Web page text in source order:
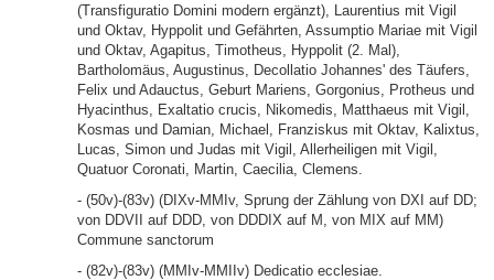
(Transfiguratio Domini modern ergänzt), Laurentius mit Vigil
und Oktav, Hyppolit und Gefährten, Assumptio Mariae mit Vigil
und Oktav, Agapitus, Timotheus, Hyppolit (2. Mal),
Bartholomäus, Augustinus, Decollatio Johannes' des Täufers,
Felix und Adauctus, Geburt Mariens, Gorgonius, Protheus und
Hyacinthus, Exaltatio crucis, Nikomedis, Matthaeus mit Vigil,
Kosmas und Damian, Michael, Franziskus mit Oktav, Kalixtus,
Lucas, Simon und Judas mit Vigil, Allerheiligen mit Vigil,
Quatuor Coronati, Martin, Caecilia, Clemens.
- (50v)-(83v) (DIXv-MMIv, Sprung der Zählung von DXI auf DD;
von DDVII auf DDD, von DDDIX auf M, von MIX auf MM)
Commune sanctorum
- (82v)-(83v) (MMIv-MMIIv) Dedicatio ecclesiae.